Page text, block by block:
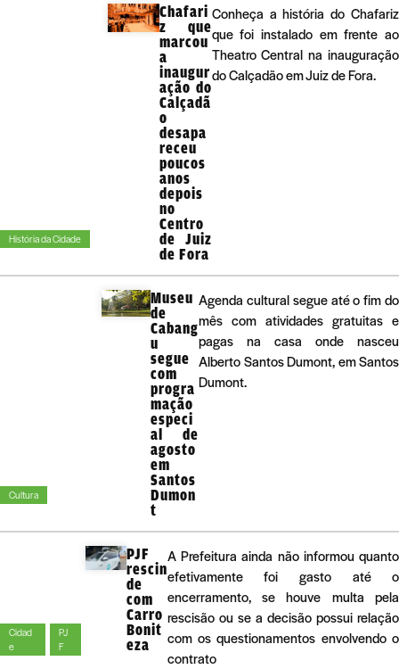
História da Cidade
Chafari
z que
marcou
a
inaugur
ação do
Calçadã
o
desapa
receu
poucos
anos
depois
no
Centro
de Juiz
de Fora
Conheça a história do Chafariz
que foi instalado em frente ao
Theatro Central na inauguração
do Calçadão em Juiz de Fora.
Cultura
Museu
de
Cabang
u
segue
com
progra
mação
especi
al de
agosto
em
Santos
Dumon
t
Agenda cultural segue até o fim do
mês com atividades gratuitas e
pagas na casa onde nasceu
Alberto Santos Dumont, em Santos
Dumont.
Cidad
e
PJ
F
PJF
rescin
de
com
Carro
Bonit
eza
A Prefeitura ainda não informou quanto
efetivamente foi gasto até o
encerramento, se houve multa pela
rescisão ou se a decisão possui relação
com os questionamentos envolvendo o
contrato